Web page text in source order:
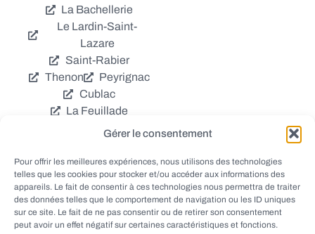
Gérer le consentement
Pour offrir les meilleures expériences, nous utilisons des technologies
telles que les cookies pour stocker et/ou accéder aux informations des
appareils. Le fait de consentir à ces technologies nous permettra de traiter
des données telles que le comportement de navigation ou les ID uniques
sur ce site. Le fait de ne pas consentir ou de retirer son consentement
peut avoir un effet négatif sur certaines caractéristiques et fonctions.
La Bachellerie
Le Lardin-Saint-
Lazare
Saint-Rabier
Thenon
Peyrignac
Cublac
La Feuillade
Chavagnac
Coly
Grèzes
Aubas
Villac
Azerat
Ladornac
Tourtoirac